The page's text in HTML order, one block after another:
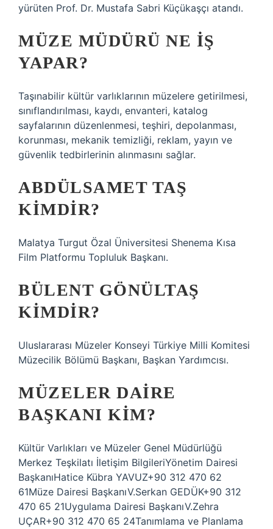
yürüten Prof. Dr. Mustafa Sabri Küçükaşçı atandı.
MÜZE MÜDÜRÜ NE IŞ
YAPAR?
Taşınabilir kültür varlıklarının müzelere getirilmesi,
sınıflandırılması, kaydı, envanteri, katalog
sayfalarının düzenlenmesi, teşhiri, depolanması,
korunması, mekanik temizliği, reklam, yayın ve
güvenlik tedbirlerinin alınmasını sağlar.
ABDÜLSAMET TAŞ
KIMDIR?
Malatya Turgut Özal Üniversitesi Shenema Kısa
Film Platformu Topluluk Başkanı.
BÜLENT GÖNÜLTAŞ
KIMDIR?
Uluslararası Müzeler Konseyi Türkiye Milli Komitesi
Müzecilik Bölümü Başkanı, Başkan Yardımcısı.
MÜZELER DAIRE
BAŞKANI KIM?
Kültür Varlıkları ve Müzeler Genel Müdürlüğü
Merkez Teşkilatı İletişim BilgileriYönetim Dairesi
BaşkanıHatice Kübra YAVUZ+90 312 470 62
61Müze Dairesi BaşkanıV.Serkan GEDÜK+90 312
470 65 21Uygulama Dairesi BaşkanıV.Zehra
UÇAR+90 312 470 65 24Tanımlama ve Planlama